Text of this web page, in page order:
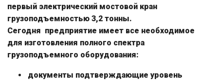
первый электрический мостовой кран
грузоподъемностью 3,2 тонны.
Сегодня предприятие имеет все необходимое
для изготовления полного спектра
грузоподъемного оборудования:
документы подтверждающие уровень